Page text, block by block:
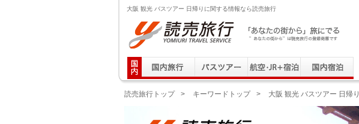
大阪 観光 バスツアー 日帰りに関する情報なら読売旅行
読売旅行 「あなたの街から」旅にでる｜Yomiuri Travel Service
読売旅行トップ > キーワードトップ > 大阪 観光 バスツアー 日帰り